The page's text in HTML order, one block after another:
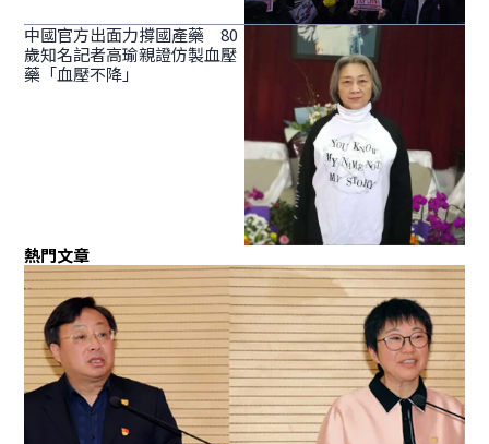
中國官方出面力撐國產藥 80
歲知名記者高瑜親證仿製血壓
藥「血壓不降」
熱門文章